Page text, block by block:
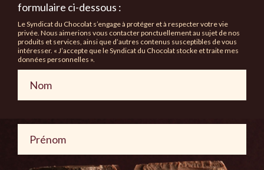
formulaire ci-dessous :
Le Syndicat du Chocolat s’engage à protéger et à respecter votre vie
privée. Nous aimerions vous contacter ponctuellement au sujet de nos
produits et services, ainsi que d’autres contenus susceptibles de vous
intéresser. « J’accepte que le Syndicat du Chocolat stocke et traite mes
données personnelles ».